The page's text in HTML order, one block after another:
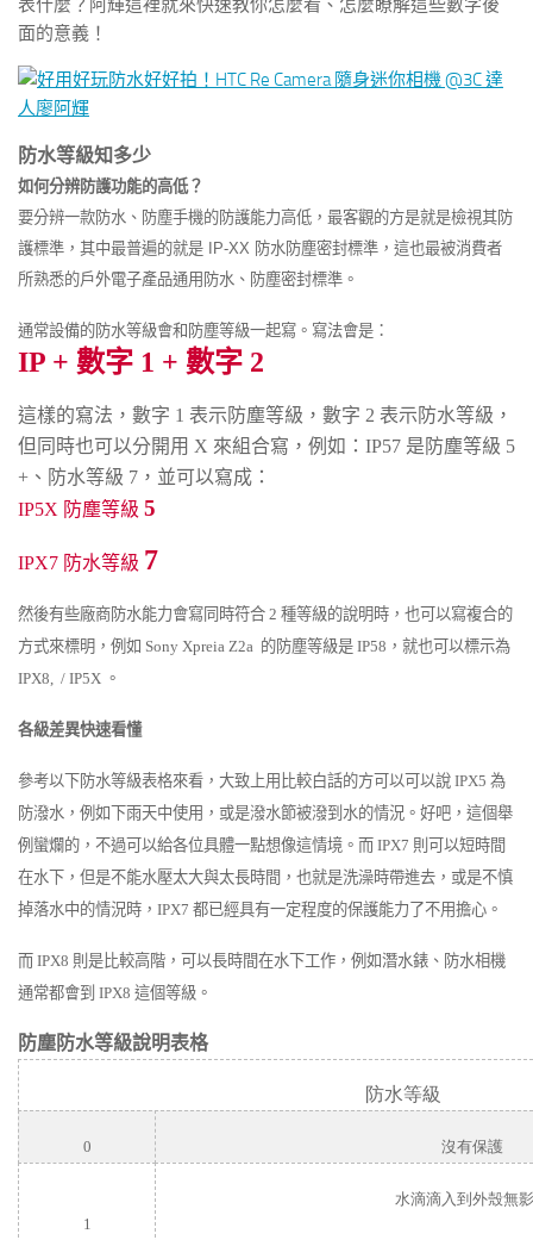
表什麼？阿輝這裡就來快速教你怎麼看、怎麼瞭解這些數字後
面的意義！
防水等級知多少
如何分辨防護功能的高低？
要分辨一款防水、防塵手機的防護能力高低，最客觀的方是就是檢視其防
護標準，其中最普遍的就是 IP-XX 防水防塵密封標準，這也最被消費者
所熟悉的戶外電子產品通用防水、防塵密封標準。
通常設備的防水等級會和防塵等級一起寫。寫法會是：
IP + 數字 1 + 數字 2
這樣的寫法，數字 1 表示防塵等級，數字 2 表示防水等級，
但同時也可以分開用 X 來組合寫，例如： IP57 是防塵等級 5
+ 、防水等級 7 ，並可以寫成：
IP5X 防塵等級 5
IPX7 防水等級 7
然後有些廠商防水能力會寫同時符合 2 種等級的說明時，也可以寫複合的
方式來標明，例如 Sony Xpreia Z2a 的防塵等級是 IP58 ，就也可以標示為
IPX8, / IP5X 。
各級差異快速看懂
參考以下防水等級表格來看，大致上用比較白話的方可以可以說 IPX5 為
防潑水，例如下雨天中使用，或是潑水節被潑到水的情況。好吧，這個舉
例蠻爛的，不過可以給各位具體一點想像這情境。而 IPX7 則可以短時間
在水下，但是不能水壓太大與太長時間，也就是洗澡時帶進去，或是不慎
掉落水中的情況時， IPX7 都已經具有一定程度的保護能力了不用擔心。
而 IPX8 則是比較高階，可以長時間在水下工作，例如潛水錶、防水相機
通常都會到 IPX8 這個等級。
防塵防水等級說明表格
防水等級
0 沒有保護
1
水滴滴入到外殼無